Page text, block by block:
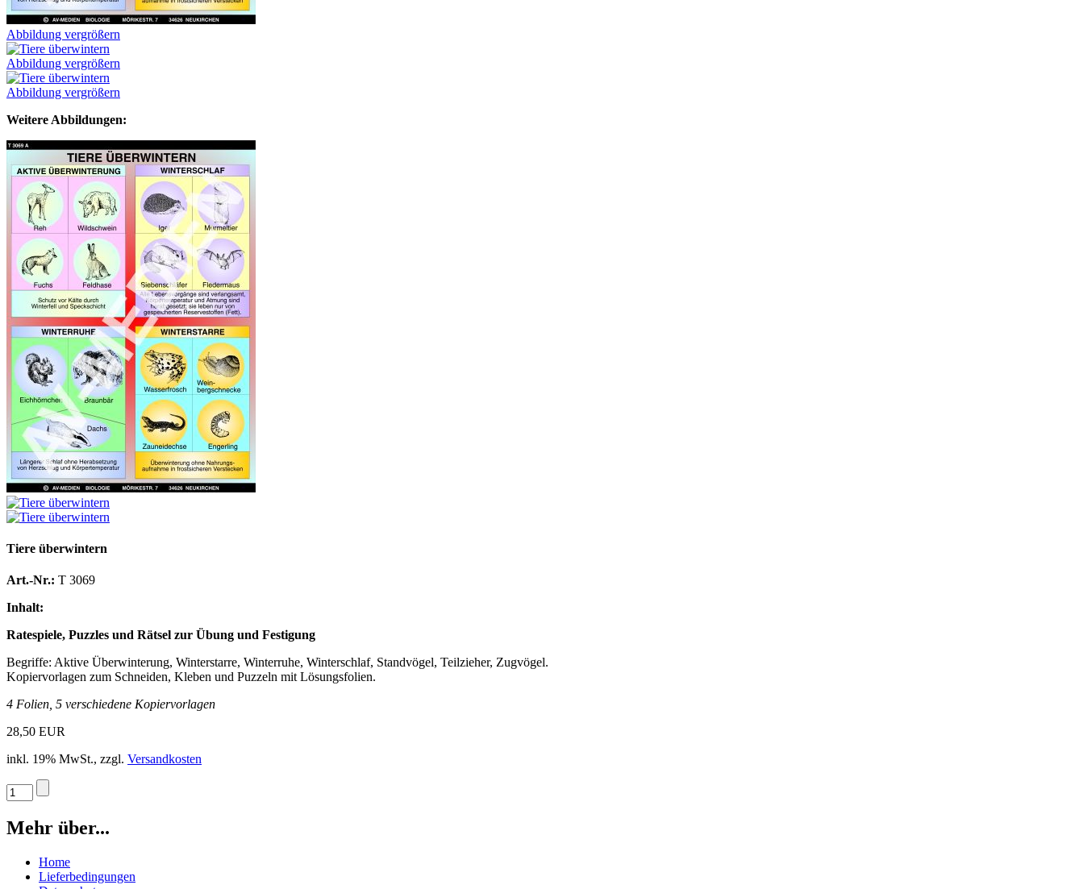
Abbildung vergrößern
Abbildung vergrößern
Abbildung vergrößern
Weitere Abbildungen:
Tiere überwintern
Art.-Nr.: T 3069
Inhalt:
Ratespiele, Puzzles und Rätsel zur Übung und Festigung
Begriffe: Aktive Überwinterung, Winterstarre, Winterruhe, Winterschlaf, Standvögel, Teilzieher, Zugvögel.
Kopiervorlagen zum Schneiden, Kleben und Puzzeln mit Lösungsfolien.
4 Folien, 5 verschiedene Kopiervorlagen
28,50 EUR
inkl. 19% MwSt., zzgl. Versandkosten
Mehr über...
Home
Lieferbedingungen